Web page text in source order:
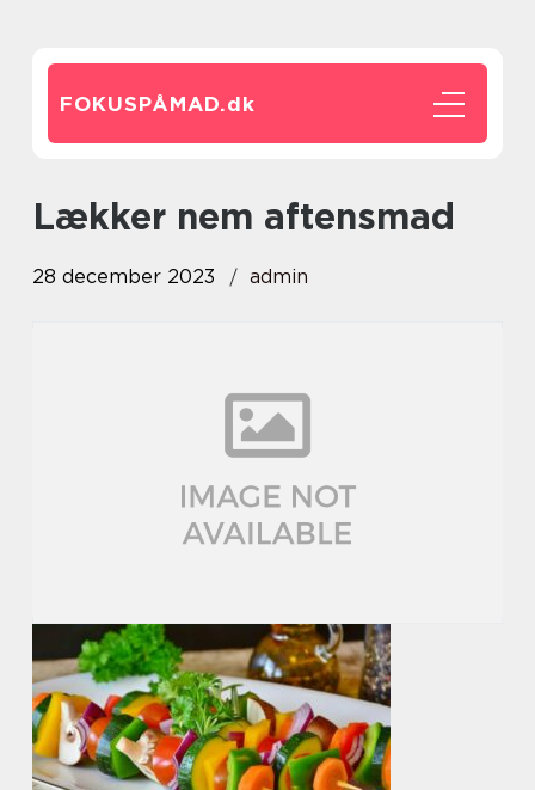
FOKUSPÅMAD.dk
lækker nem aftensmad
28 december 2023 admin